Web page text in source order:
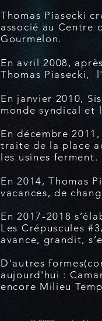
Thomas Piasecki
associé au Centre
Gourmelon.
En avril 2008,
Thomas Piasecki,
En janvier 2010,
monde syndical et
En décembre
traite de la place
les usines ferment.
En 2014, Thomas
vacances, de
En 2017-2018
Les Crépuscules
avance, grandit,
D'autres
aujourd'hui :
encore Milieu